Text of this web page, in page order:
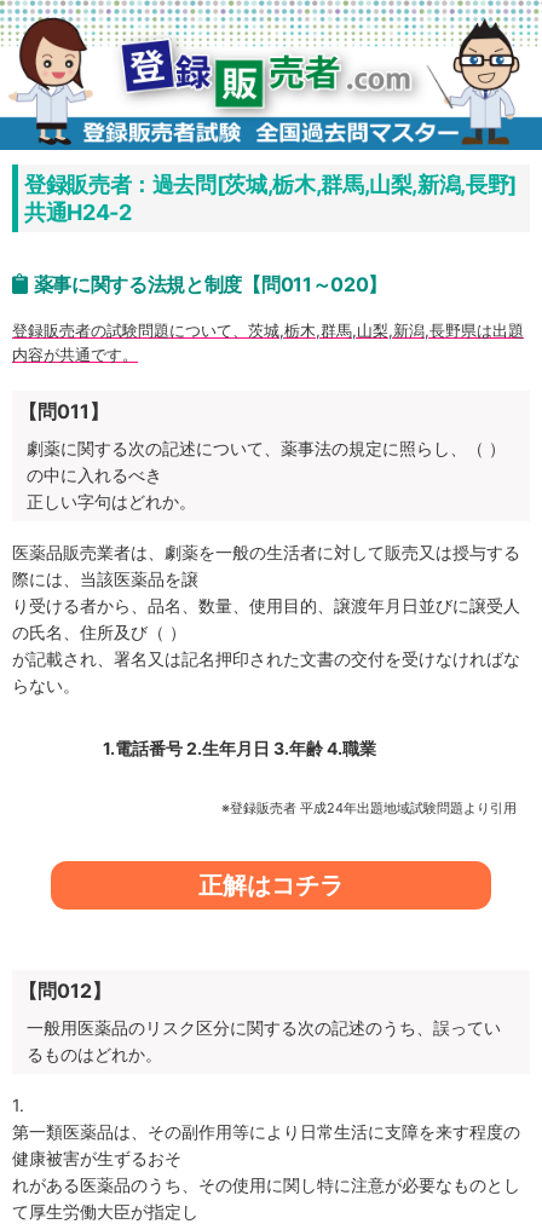
コ
ン
テ
ツ
へ
ス
キ
ッ
登録販売者：過去問[茨城,栃木,群馬,山梨,新潟,長野]
共通H24-2
薬事に関する法規と制度【問011～020】
登録販売者の試験問題について、茨城,栃木,群馬,山梨,新潟,長野県は出題
内容が共通です。
【問011】
劇薬に関する次の記述について、薬事法の規定に照らし、（ ）
の中に入れるべき
正しい字句はどれか。
医薬品販売業者は、劇薬を一般の生活者に対して販売又は授与する
際には、当該医薬品を譲
り受ける者から、品名、数量、使用目的、譲渡年月日並びに譲受人
の氏名、住所及び（ ）
が記載され、署名又は記名押印された文書の交付を受けなければな
らない。
1.電話番号2.生年月日 3.年齢4.職業
※登録販売者 平成24年出題地域試験問題より引用
正解はコチラ
【問012】
一般用医薬品のリスク区分に関する次の記述のうち、 誤ってい
るものはどれか。
1.
第一類医薬品は、その副作用等により日常生活に支障を来す程度の
健康被害が生ずるおそ
れがある医薬品のうち、その使用に関し特に注意が必要なものとし
て厚生労働大臣が指定し